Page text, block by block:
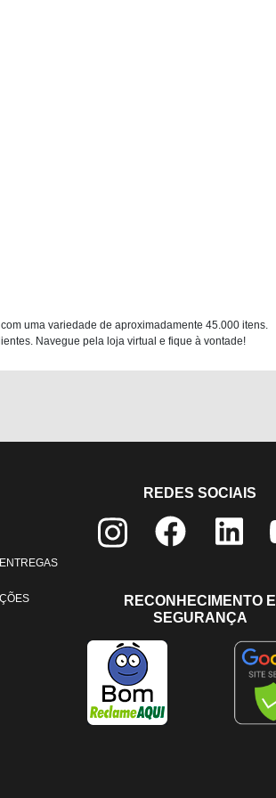
uma variedade de aproximadamente 45.000 itens.
Navegue pela loja virtual e fique à vontade!
REDES SOCIAIS
RECONHECIMENTO E
SEGURANÇA